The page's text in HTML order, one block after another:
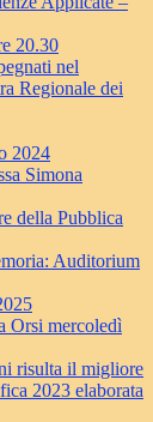
20.30
nel
Regionale dei
2024
Simona
della Pubblica
Auditorium
Orsi mercoledì
risulta il migliore
2023 elaborata